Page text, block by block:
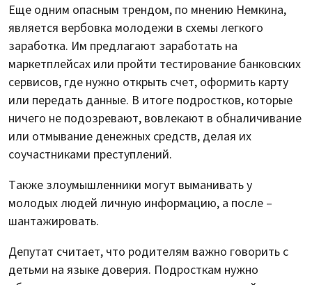
Еще одним опасным трендом, по мнению Немкина,
является вербовка молодежи в схемы легкого
заработка. Им предлагают заработать на
маркетплейсах или пройти тестирование банковских
сервисов, где нужно открыть счет, оформить карту
или передать данные. В итоге подростков, которые
ничего не подозревают, вовлекают в обналичивание
или отмывание денежных средств, делая их
соучастниками преступлений.
Также злоумышленники могут выманивать у
молодых людей личную информацию, а после –
шантажировать.
Депутат считает, что родителям важно говорить с
детьми на языке доверия. Подросткам нужно